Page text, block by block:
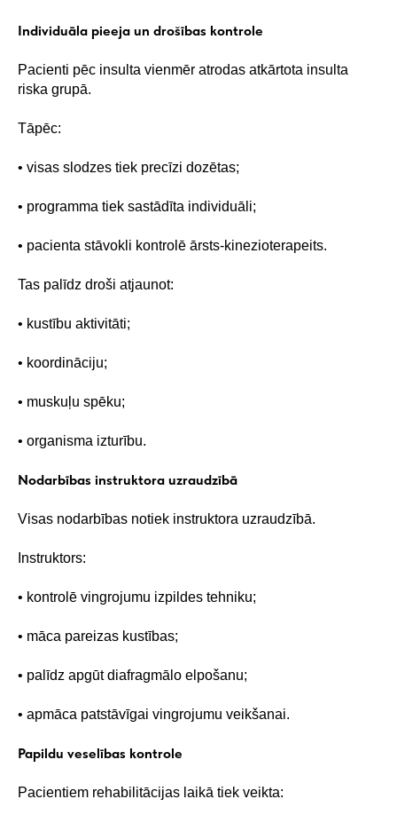
Individuāla pieeja un drošības kontrole
Pacienti pēc insulta vienmēr atrodas atkārtota insulta
riska grupā.
Tāpēc:
• visas slodzes tiek precīzi dozētas;
• programma tiek sastādīta individuāli;
• pacienta stāvokli kontrolē ārsts-kinezioterapeits.
Tas palīdz droši atjaunot:
• kustību aktivitāti;
• koordināciju;
• muskuļu spēku;
• organisma izturību.
Nodarbības instruktora uzraudzībā
Visas nodarbības notiek instruktora uzraudzībā.
Instruktors:
• kontrolē vingrojumu izpildes tehniku;
• māca pareizas kustības;
• palīdz apgūt diafragmālo elpošanu;
• apmāca patstāvīgai vingrojumu veikšanai.
Papildu veselības kontrole
Pacientiem rehabilitācijas laikā tiek veikta: